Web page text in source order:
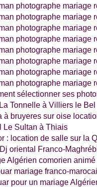
photographe mariage
photographe mariage
photographe mariage
photographe mariage
photographe mariage
photographe mariage
photographe mariage
photographe mariage
sélectionner ses
Tonnelle à Villiers le Bel
à bruyeres sur oise
Le Sultan à Thiais
: location de salle sur la
oriental Franco-
Algérien comorien
mariage franco-
pour un mariage